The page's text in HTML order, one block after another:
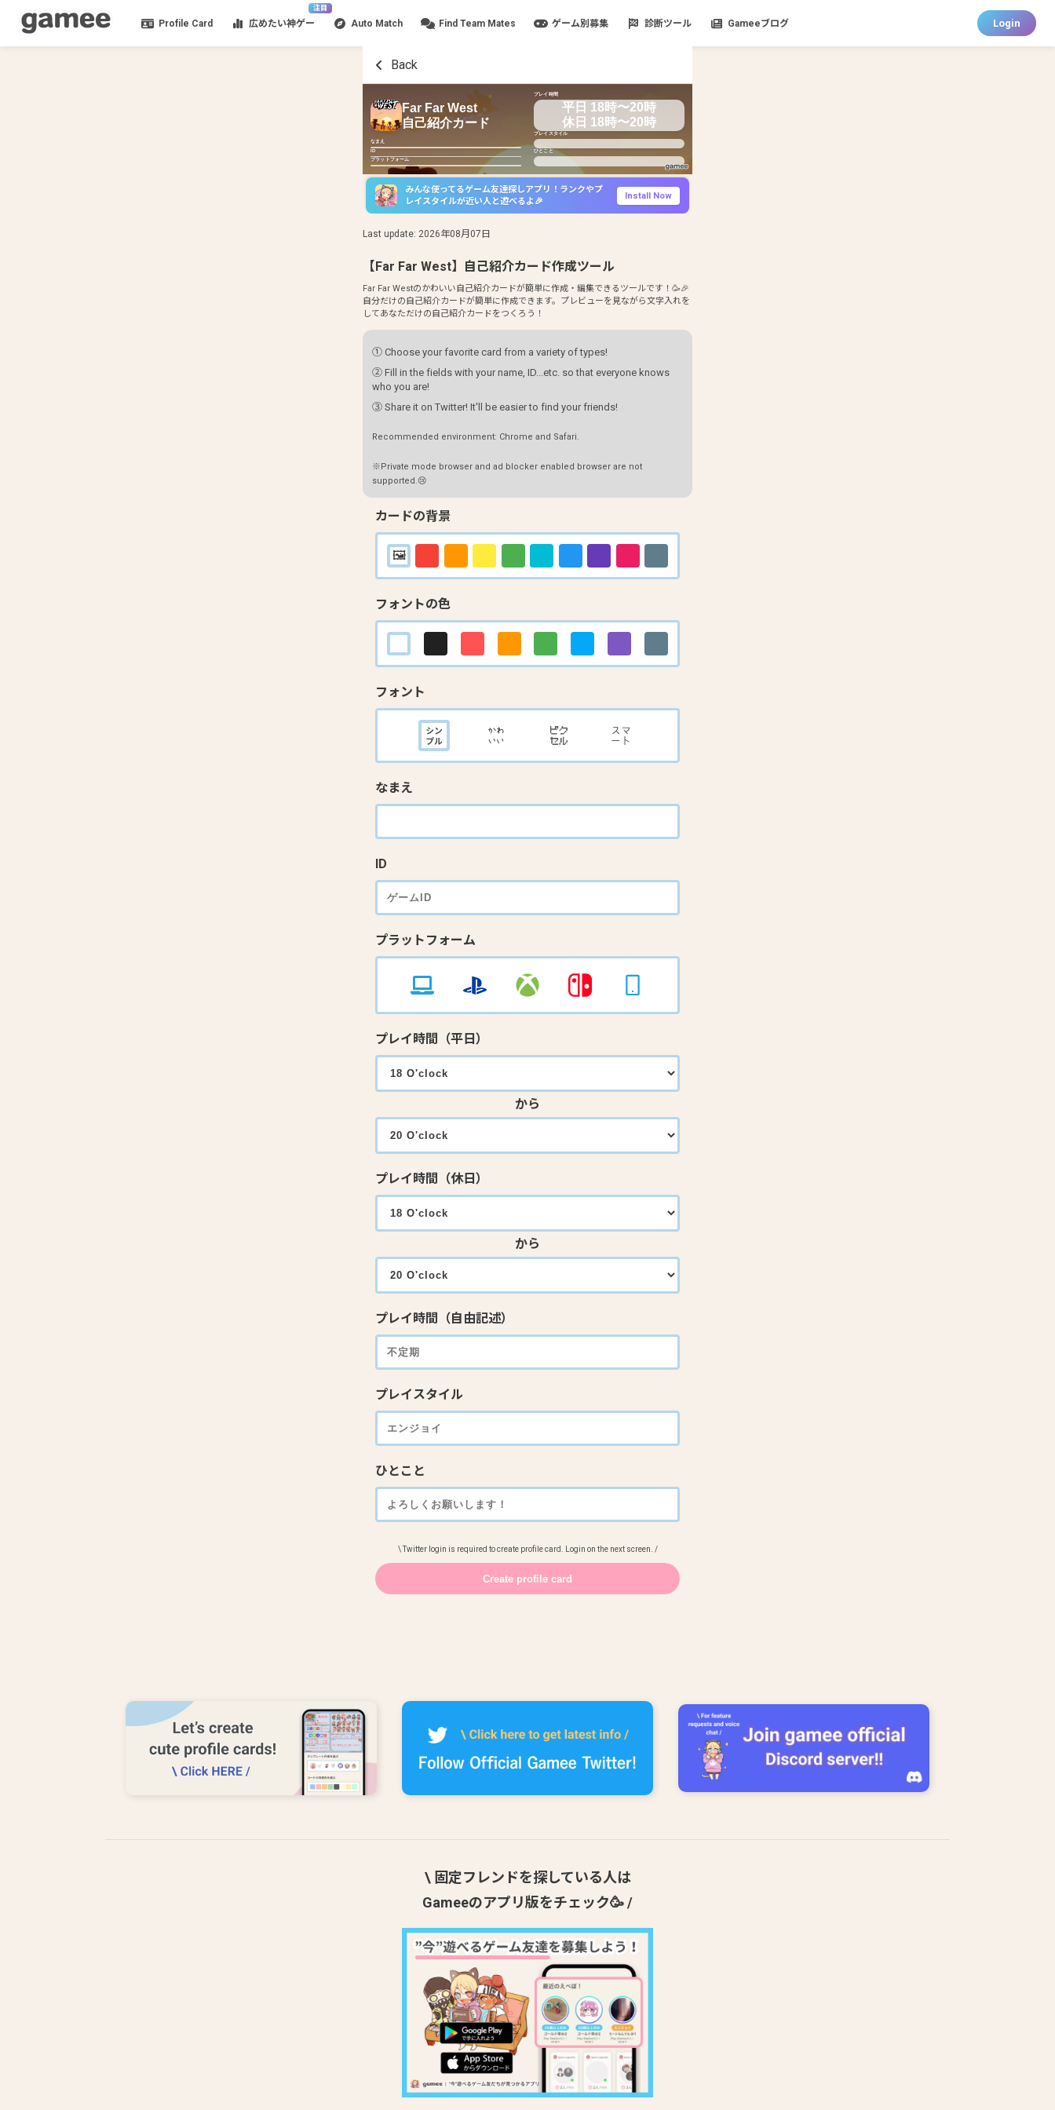
Profile Card
注目
広めたい神ゲー Auto Match Find Team Mates ゲーム別募集 診断ツール Gameeブログ Login
Back
Far Far West
自己紹介カード
なまえ
ID
プラットフォーム
プレイ時間
平日 18時〜20時
休日 18時〜20時
プレイスタイル
ひとこと
みんな使ってるゲーム友達探しアプリ！ランクやプ
レイスタイルが近い人と遊べるよ🎉
Install Now
Last update: 2026年08月07日
【Far Far West】自己紹介カード作成ツール
Far Far Westのかわいい自己紹介カードが簡単に作成・編集できるツールです！🥳🎉
自分だけの自己紹介カードが簡単に作成できます。プレビューを見ながら文字入れを
してあなただけの自己紹介カードをつくろう！
① Choose your favorite card from a variety of types!
② Fill in the fields with your name, ID...etc. so that everyone knows
who you are!
③ Share it on Twitter! It'll be easier to find your friends!
Recommended environment: Chrome and Safari.
※Private mode browser and ad blocker enabled browser are not
supported.😢
カードの背景
フォントの色
フォント
なまえ
ID
プラットフォーム
プレイ時間（平日）
から
プレイ時間（休日）
から
プレイ時間（自由記述）
プレイスタイル
ひとこと
\ Twitter login is required to create profile card. Login on the next screen. /
\ 固定フレンドを探している人は
Gameeのアプリ版をチェック🥳 /